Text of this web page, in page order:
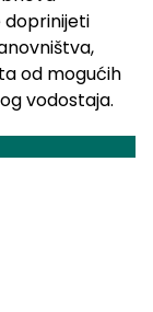
doprinijeti
od mogućih
vodostaja.